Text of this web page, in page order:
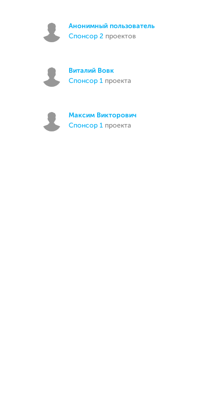
Анонимный пользователь
спонсор 2 проектов
Виталий Вовк
спонсор 1 проекта
Максим Викторович
спонсор 1 проекта